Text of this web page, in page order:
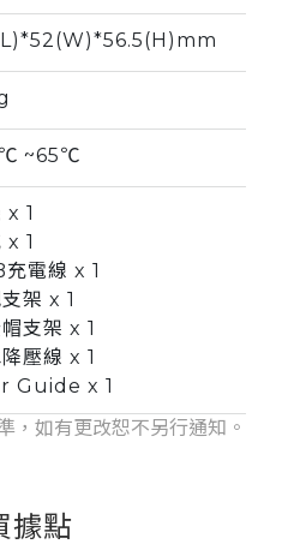
~65℃
x 1
x 1
電線 x 1
架 x 1
支架 x 1
壓線 x 1
Guide x 1
，如有更改恕不另行通知。
據點